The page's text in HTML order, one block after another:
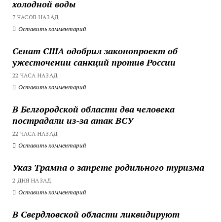
холодной воды
7 ЧАСОВ НАЗАД
Оставить комментарий
Сенат США одобрил законопроект об
ужесточении санкций против России
22 ЧАСА НАЗАД
Оставить комментарий
В Белгородской области два человека
пострадали из-за атак ВСУ
22 ЧАСА НАЗАД
Оставить комментарий
Указ Трампа о запрете родильного туризма
2 ДНЯ НАЗАД
Оставить комментарий
В Свердловской области ликвидируют